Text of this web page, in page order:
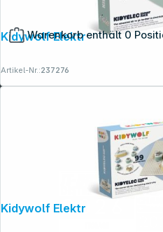
Warenkorb enthält 0Kidywolf
Artikel-Nr.:237276
Kidywolf